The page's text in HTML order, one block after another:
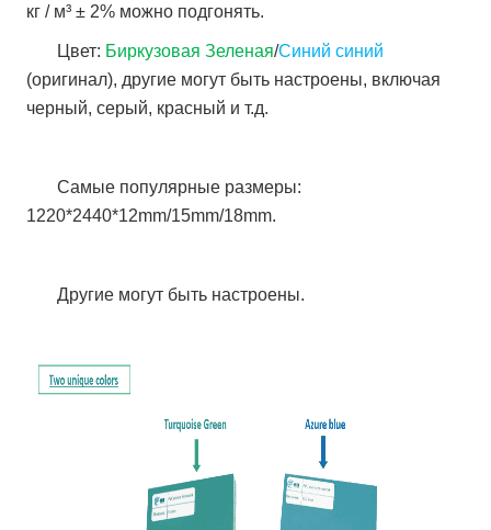
кг / м³ ± 2% можно подгонять.
Цвет: Биркузовая Зеленая/Синий синий
(оригинал), другие могут быть настроены, включая
черный, серый, красный и т.д.
Самые популярные размеры:
1220*2440*12mm/15mm/18mm.
Другие могут быть настроены.